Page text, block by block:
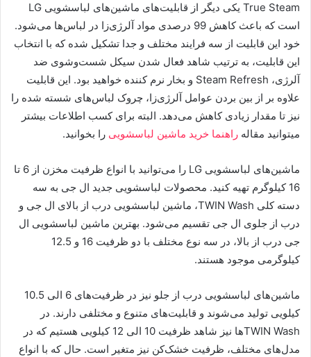
True Steam یکی دیگر از قابلیت‌های ماشین‌های لباسشویی‌ LG
است که باعث کاهش 99 درصدی مواد آلرژی‌زا در لباس‌ها می‌شود.
خود این قابلیت از سه فرایند مختلف و جدا تشکیل شده که با انتخاب
این قابلیت، به ترتیب شاهد فعال شدن سیکل شست‌وشوی ضد
آلرژی، Steam Refresh و بخار نرم کننده خواهید بود. این قابلیت
علاوه بر از بین بردن عوامل آلرژی‌زا، چروک لباس‌های شسته شده را
نیز تا مقدار زیادی کاهش می‌دهد. البته برای کسب اطلاعات بیشتر
میتوانید مقاله راهنما خرید ماشین لباسشویی را بخوانید.
ماشین‌های لباسشویی‌ LG را می‌توانید با انواع ظرفیت مخزن از 6 تا
16 کیلوگرم تهیه کنید. محصولات لباسشویی جدید ال جی به سه
دسته کلی TWIN Wash، ماشین لباسشویی درب از بالای ال جی و
درب از جلوی ال جی تقسیم می‌شود. بهترین ماشین لباسشویی ال
جی درب از بالا، در سه نوع مختلف با دو ظرفیت 16 و 12.5
کیلوگرمی موجود هستند.
ماشین‌های لباسشویی‌ درب از جلو نیز در ظرفیت‌های 6 الی 10.5
کیلویی تولید می‌شوند و قابلیت‌های متنوع و مختلفی دارند. در
TWIN Wash‌ها نیز شاهد ظرفیت 10 الی 12 کیلویی هستیم که در
مدل‌های مختلف، ظرفیت خشک‌کن نیز متغیر است. حال که با انواع